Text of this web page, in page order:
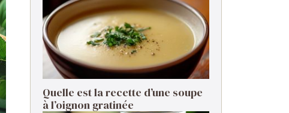
Quelle est la recette d’une soupe
à l’oignon gratinée ​